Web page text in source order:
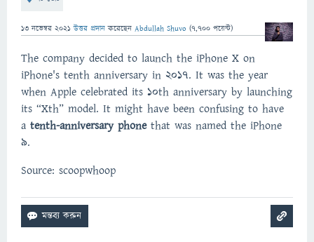
13 নভেম্বর 2021 উত্তর প্রদান করেছেন Abdullah Shuvo (7,700 পয়েন্ট)
The company decided to launch the iPhone X on
iPhone's tenth anniversary in 2017. It was the year
when Apple celebrated its 10th anniversary by launching
its “Xth” model. It might have been confusing to have
a tenth-anniversary phonethat was named the iPhone
9.
Source: scoopwhoop